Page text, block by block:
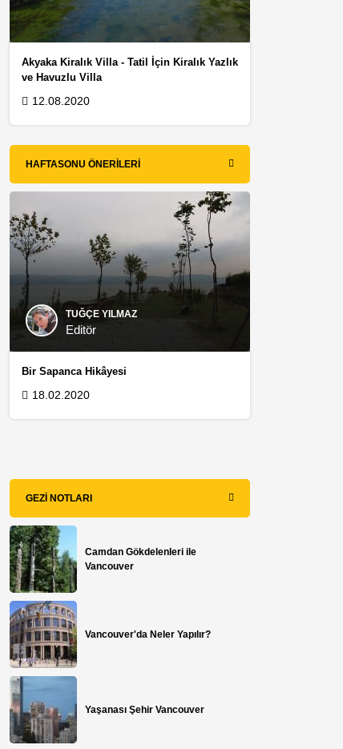
Akyaka Kiralık Villa - Tatil İçin Kiralık Yazlık
ve Havuzlu Villa
12.08.2020
HAFTASONU ÖNERILERI
TUĞÇE YILMAZ
Editör
Bir Sapanca Hikâyesi
18.02.2020
GEZI NOTLARI
Camdan Gökdelenleri ile
Vancouver
Vancouver'da Neler Yapılır?
Yaşanası Şehir Vancouver